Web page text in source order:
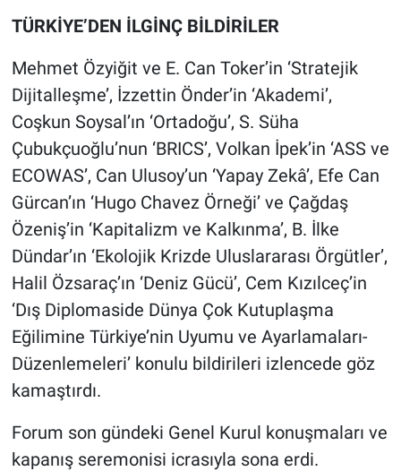
TÜRKİYE’DEN İLGİNÇ BİLDİRİLER
Mehmet Özyiğit ve E. Can Toker’in ‘Stratejik
Dijitalleşme’, İzzettin Önder’in ‘Akademi’,
Coşkun Soysal’ın ‘Ortadoğu’, S. Süha
Çubukçuoğlu’nun ‘BRICS’, Volkan İpek’in ‘ASS ve
ECOWAS’, Can Ulusoy’un ‘Yapay Zekâ’, Efe Can
Gürcan’ın ‘Hugo Chavez Örneği’ ve Çağdaş
Özeniş’in ‘Kapitalizm ve Kalkınma’, B. İlke
Dündar’ın ‘Ekolojik Krizde Uluslararası Örgütler’,
Halil Özsaraç’ın ‘Deniz Gücü’, Cem Kızılceç’in
‘Dış Diplomaside Dünya Çok Kutuplaşma
Eğilimine Türkiye’nin Uyumu ve Ayarlamaları-
Düzenlemeleri’ konulu bildirileri izlencede göz
kamaştırdı.
Forum son gündeki Genel Kurul konuşmaları ve
kapanış seremonisi icrasıyla sona erdi.